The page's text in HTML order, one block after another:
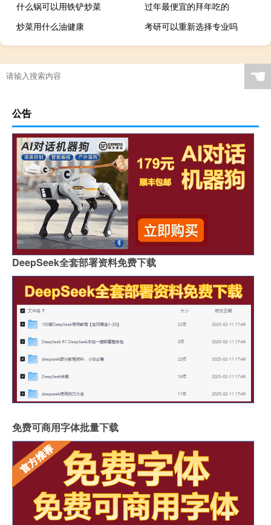
什么锅可以用铁铲炒菜
过年最便宜的拜年吃的
炒菜用什么油健康
考研可以重新选择专业吗
☚
公告
DeepSeek全套部署资料免费下载
免费可商用字体批量下载